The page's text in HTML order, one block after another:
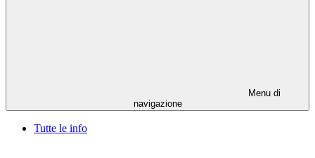
Menu di
navigazione
Tutte le info